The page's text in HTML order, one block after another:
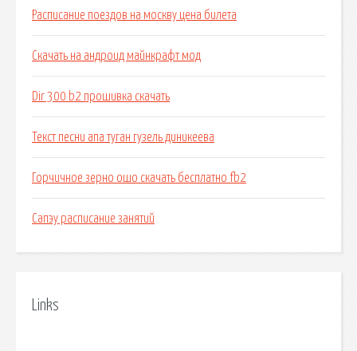
Расписание поездов на москву цена билета
Скачать на андроид майнкрафт мод
Dir 300 b2 прошивка скачать
Текст песни апа туган гузель диникеева
Горчичное зерно ошо скачать бесплатно fb2
Сапэу расписание занятий
Links